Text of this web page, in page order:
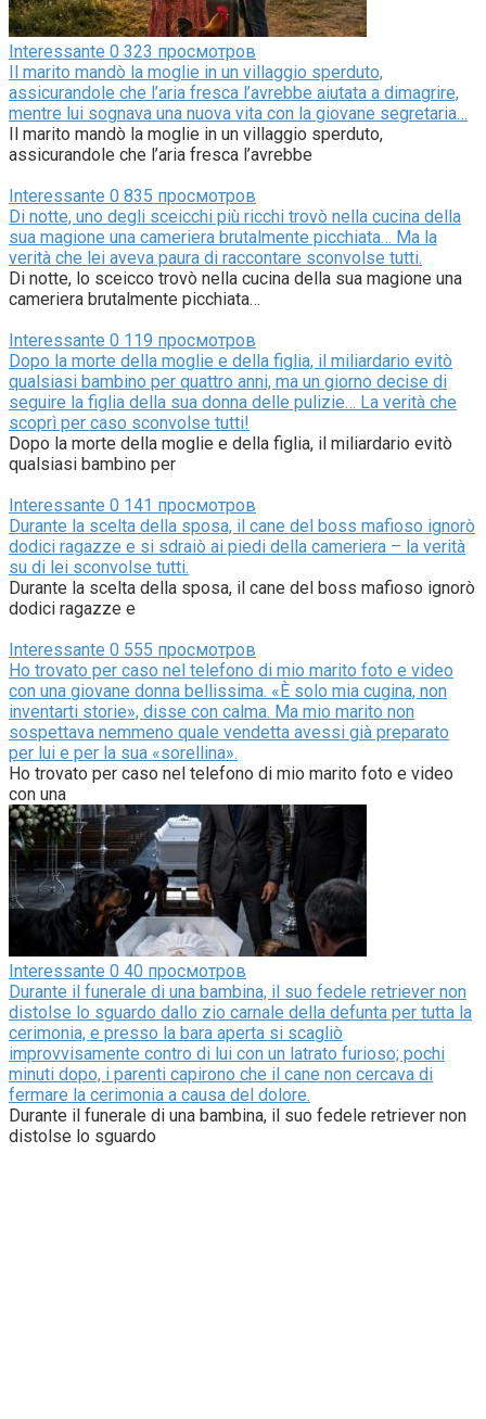
Interessante 0 323 просмотров
Il marito mandò la moglie in un villaggio sperduto,
assicurandole che l’aria fresca l’avrebbe aiutata a dimagrire,
mentre lui sognava una nuova vita con la giovane segretaria…
Il marito mandò la moglie in un villaggio sperduto,
assicurandole che l’aria fresca l’avrebbe
Interessante 0 835 просмотров
Di notte, uno degli sceicchi più ricchi trovò nella cucina della
sua magione una cameriera brutalmente picchiata… Ma la
verità che lei aveva paura di raccontare sconvolse tutti.
Di notte, lo sceicco trovò nella cucina della sua magione una
cameriera brutalmente picchiata…
Interessante 0 119 просмотров
Dopo la morte della moglie e della figlia, il miliardario evitò
qualsiasi bambino per quattro anni, ma un giorno decise di
seguire la figlia della sua donna delle pulizie… La verità che
scoprì per caso sconvolse tutti!
Dopo la morte della moglie e della figlia, il miliardario evitò
qualsiasi bambino per
Interessante 0 141 просмотров
Durante la scelta della sposa, il cane del boss mafioso ignorò
dodici ragazze e si sdraiò ai piedi della cameriera – la verità
su di lei sconvolse tutti.
Durante la scelta della sposa, il cane del boss mafioso ignorò
dodici ragazze e
Interessante 0 555 просмотров
Ho trovato per caso nel telefono di mio marito foto e video
con una giovane donna bellissima. «È solo mia cugina, non
inventarti storie», disse con calma. Ma mio marito non
sospettava nemmeno quale vendetta avessi già preparato
per lui e per la sua «sorellina».
Ho trovato per caso nel telefono di mio marito foto e video
con una
Interessante 0 40 просмотров
Durante il funerale di una bambina, il suo fedele retriever non
distolse lo sguardo dallo zio carnale della defunta per tutta la
cerimonia, e presso la bara aperta si scagliò
improvvisamente contro di lui con un latrato furioso; pochi
minuti dopo, i parenti capirono che il cane non cercava di
fermare la cerimonia a causa del dolore.
Durante il funerale di una bambina, il suo fedele retriever non
distolse lo sguardo